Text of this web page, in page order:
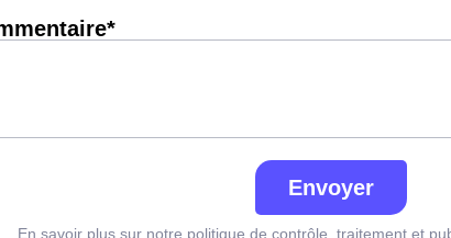
Envoyer
En savoir plus sur notre politique de contrôle, traitement et